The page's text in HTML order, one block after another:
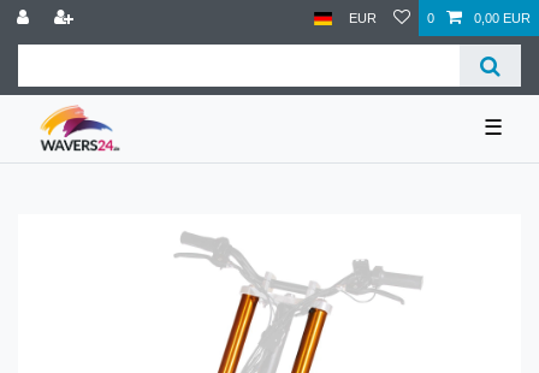
EUR 0 0,00 EUR
☰